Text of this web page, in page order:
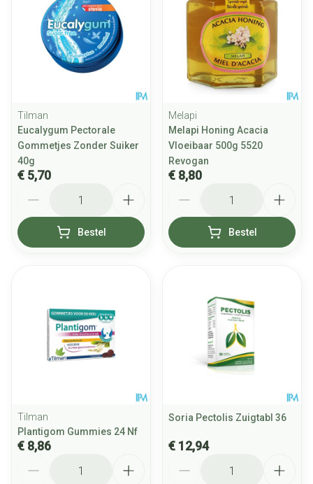
Tilman
Eucalygum Pectorale
Gommetjes Zonder Suiker
40g
€ 5,70
Bestel
Melapi
Melapi Honing Acacia
Vloeibaar 500g 5520
Revogan
€ 8,80
Bestel
Tilman
Plantigom Gummies 24 Nf
€ 8,86
Soria Pectolis Zuigtabl 36
€ 12,94